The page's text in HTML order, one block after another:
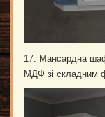
17. Мансардна
МДФ зі складним